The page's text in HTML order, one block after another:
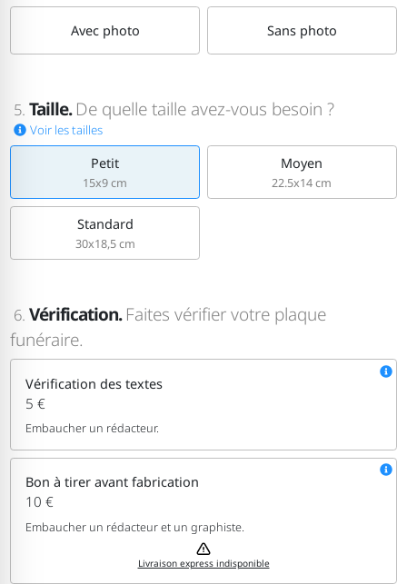
Avec photo Sans photo
5. Taille. De quelle taille avez-vous besoin ?
Voir les tailles
Petit
15x9 cm
Moyen
22.5x14 cm
Standard
30x18,5 cm
6. Vérification. Faites vérifier votre plaque
funéraire.
Vérification des textes
5 €
Embaucher un rédacteur.
Bon à tirer avant fabrication
10 €
Embaucher un rédacteur et un graphiste.
Livraison express indisponible